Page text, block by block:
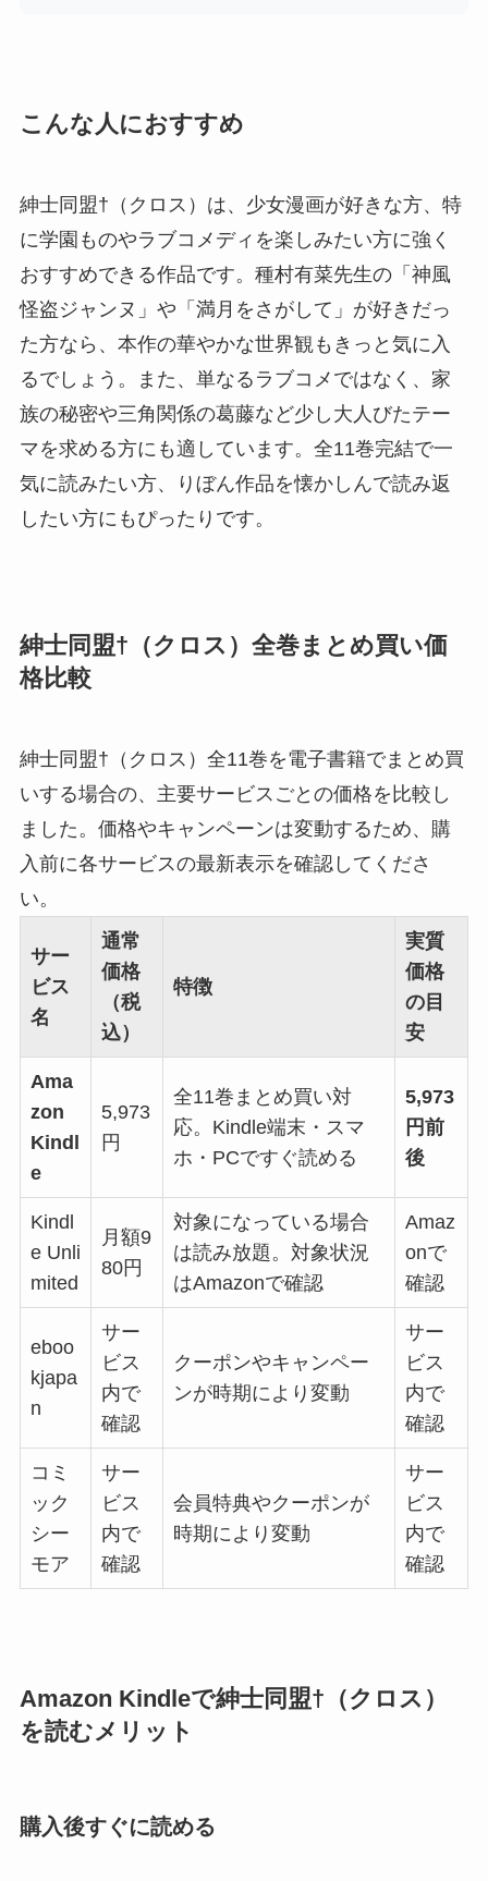
こんな人におすすめ
紳士同盟†（クロス）は、少女漫画が好きな方、特
に学園ものやラブコメディを楽しみたい方に強く
おすすめできる作品です。種村有菜先生の「神風
怪盗ジャンヌ」や「満月をさがして」が好きだっ
た方なら、本作の華やかな世界観もきっと気に入
るでしょう。また、単なるラブコメではなく、家
族の秘密や三角関係の葛藤など少し大人びたテー
マを求める方にも適しています。全11巻完結で一
気に読みたい方、りぼん作品を懐かしんで読み返
したい方にもぴったりです。
紳士同盟†（クロス）全巻まとめ買い価
格比較
紳士同盟†（クロス）全11巻を電子書籍でまとめ買
いする場合の、主要サービスごとの価格を比較し
ました。価格やキャンペーンは変動するため、購
入前に各サービスの最新表示を確認してくださ
い。
サー
ビス
名
通常
価格
（税
込）
特徴
実質
価格
の目
安
Ama
zon
Kindl
e
5,973
円
全11巻まとめ買い対
応。Kindle端末・スマ
ホ・PCですぐ読める
5,973
円前
後
Kindl
e Unli
mited
月額9
80円
対象になっている場合
は読み放題。対象状況
はAmazonで確認
Amaz
onで
確認
eboo
kjapa
n
サー
ビス
内で
確認
クーポンやキャンペー
ンが時期により変動
サー
ビス
内で
確認
コミ
ック
シー
モア
サー
ビス
内で
確認
会員特典やクーポンが
時期により変動
サー
ビス
内で
確認
Amazon Kindleで紳士同盟†（クロス）
を読むメリット
購入後すぐに読める